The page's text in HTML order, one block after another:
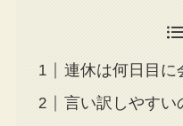
連休は何日目に
言い訳しやすい